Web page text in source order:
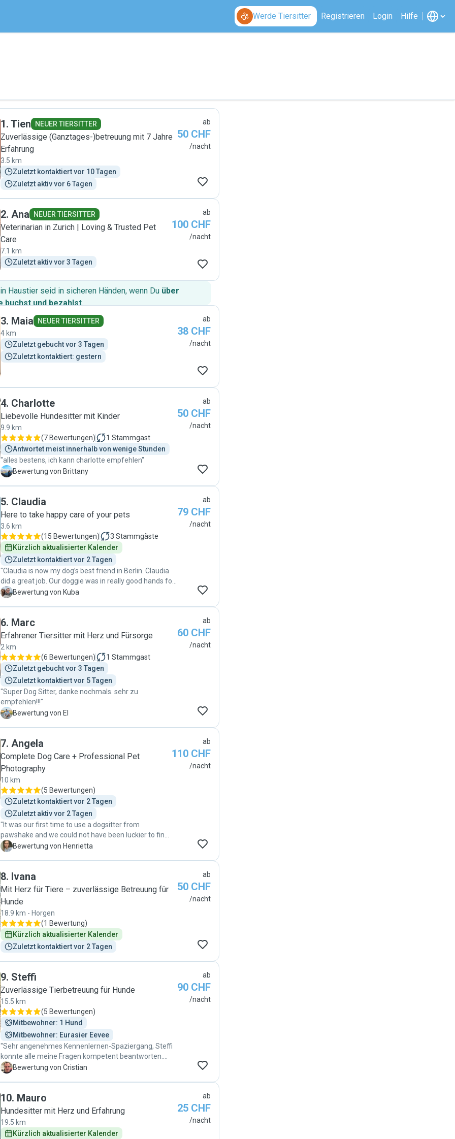
Werde Tiersitter Registrieren Login Hilfe
1. Tien NEUER TIERSITTER
Zuverlässige (Ganztages-)betreuung mit 7 Jahre
Erfahrung
3.5 km
Zuletzt kontaktiert vor 10 Tagen
Zuletzt aktiv vor 6 Tagen
ab
50 CHF
/nacht
2. Ana NEUER TIERSITTER
Veterinarian in Zurich | Loving & Trusted Pet
Care
7.1 km
Zuletzt aktiv vor 3 Tagen
ab
100 CHF
/nacht
Haustier seid in sicheren Händen, wenn Du über
buchst und bezahlst.
3. Maia
NEUER TIERSITTER
4 km
Zuletzt gebucht vor 3 Tagen
Zuletzt kontaktiert: gestern
ab
38 CHF
/nacht
4. Charlotte
Liebevolle Hundesitter mit Kinder
9.9 km
(7 Bewertungen) 1 Stammgast
Antwortet meist innerhalb von wenige Stunden
"alles bestens, ich kann charlotte empfehlen"
B Bewertung von Brittany
ab
50 CHF
/nacht
5. Claudia
Here to take happy care of your pets
3.6 km
(15 Bewertungen) 3 Stammgäste
Kürzlich aktualisierter Kalender
Zuletzt kontaktiert vor 2 Tagen
"Claudia is now my dog’s best friend in Berlin. Claudia
did a great job. Our doggie was in really good hands for
2days. We had perfect communication with Claudia
professional dog sitter."
K Bewertung von Kuba
ab
79 CHF
/nacht
6. Marc
Erfahrener Tiersitter mit Herz und Fürsorge
2 km
(6 Bewertungen) 1 Stammgast
Zuletzt gebucht vor 3 Tagen
Zuletzt kontaktiert vor 5 Tagen
"Super Dog Sitter, danke nochmals. sehr zu
empfehlen!!!"
E
Bewertung von El
ab
60 CHF
/nacht
7. Angela
Complete Dog Care + Professional Pet
Photography
10 km
(5 Bewertungen)
Zuletzt kontaktiert vor 2 Tagen
Zuletzt aktiv vor 2 Tagen
"It was our first time to use a dogsitter from
pawshake and we could not have been luckier to find
Angela! Angela and her family are so kind and
lot of updates and was very active with our pup -
providing him with new fun experiences. Our puppy
was so relaxed and well adjusted when we picked
him up - which was a definite sign that Angela has
plenty of experience around dogs. Moreover, already
from the start she came off as very professional -
asking for the right questions around our puppy’s
daily life. Couldn’t recommend her more and we will
H Bewertung von Henrietta
ab
110 CHF
/nacht
8. Ivana
Mit Herz für Tiere – zuverlässige Betreuung für
Hunde
18.9 km - Horgen
(1 Bewertung)
Kürzlich aktualisierter Kalender
Zuletzt kontaktiert vor 2 Tagen
ab
50 CHF
/nacht
9. Steffi
Zuverlässige Tierbetreuung für Hunde
15.5 km
(5 Bewertungen)
Mitbewohner: 1 Hund
Mitbewohner: Eurasier Eevee
"Sehr angenehmes Kennenlernen-Spaziergang, Steffi
konnte alle meine Fragen kompetent beantworten.
Nach dem guten Eindruck habe ich Steffi Baloo
Abholung war Baloo happy und in einer sehr guten
Form. Ich empfehle Steffi als Hundebetreuerin
C Bewertung von Cristian
ab
90 CHF
/nacht
10. Mauro
Hundesitter mit Herz und Erfahrung
19.5 km
Kürzlich aktualisierter Kalender
ab
25 CHF
/nacht